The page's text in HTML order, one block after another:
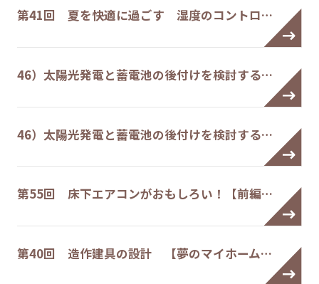
第41回 夏を快適に過ごす 湿度のコントロ…
46）太陽光発電と蓄電池の後付けを検討する…
46）太陽光発電と蓄電池の後付けを検討する…
第55回 床下エアコンがおもしろい！【前編…
第40回 造作建具の設計 【夢のマイホーム…